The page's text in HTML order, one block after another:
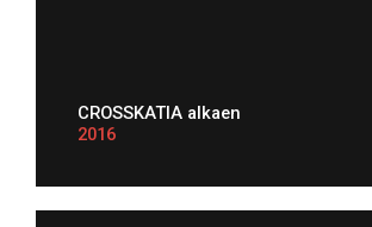
CROSSKATIA alkaen
2016